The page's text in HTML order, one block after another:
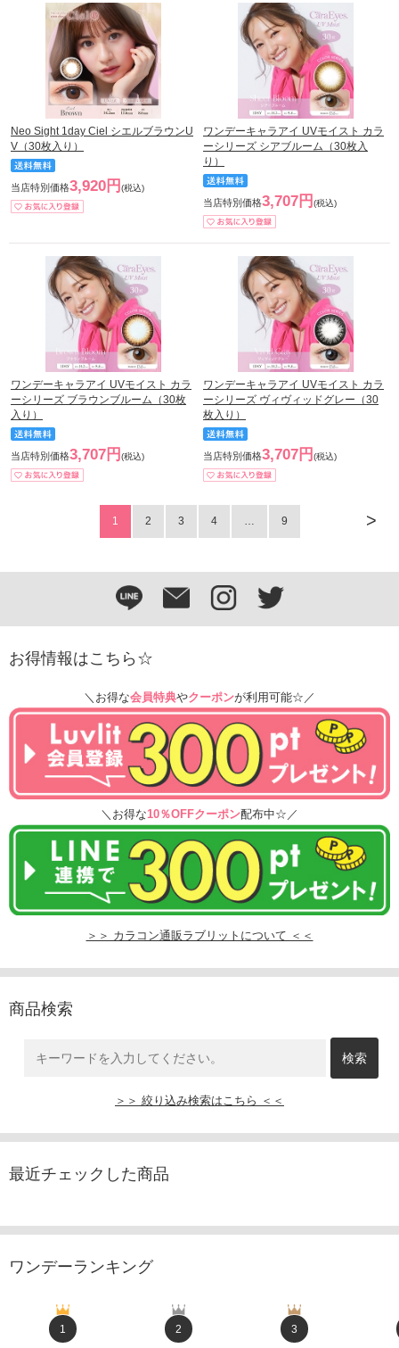
Neo Sight 1day Ciel シエルブラウンU
V（30枚入り）
当店特別価格3,920円 (税込)
ワンデーキャラアイ UVモイスト カラ
ーシリーズ シアブルーム（30枚入
り）
当店特別価格3,707円 (税込)
ワンデーキャラアイ UVモイスト カラ
ーシリーズ ブラウンブルーム（30枚
入り）
当店特別価格3,707円 (税込)
ワンデーキャラアイ UVモイスト カラ
ーシリーズ ヴィヴィッドグレー（30
枚入り）
当店特別価格3,707円 (税込)
>
1 2 3 4 … 9
お得情報はこちら☆
＼お得な会員特典やクーポンが利用可能☆／
＼お得な10％OFFクーポン配布中☆／
＞＞ カラコン通販ラブリットについて ＜＜
商品検索
＞＞ 絞り込み検索はこちら ＜＜
最近チェックした商品
ワンデーランキング
1 2 3